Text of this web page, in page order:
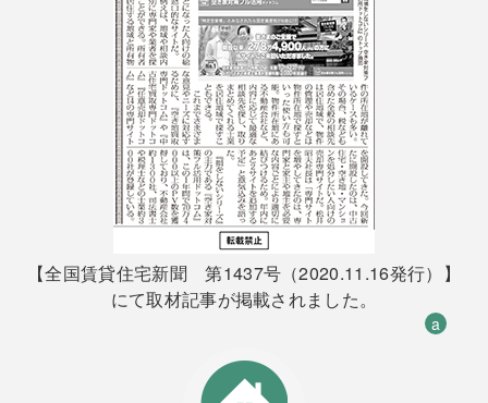
【全国賃貸住宅新聞 第1437号（2020.11.16発行）】
にて取材記事が掲載されました。
a